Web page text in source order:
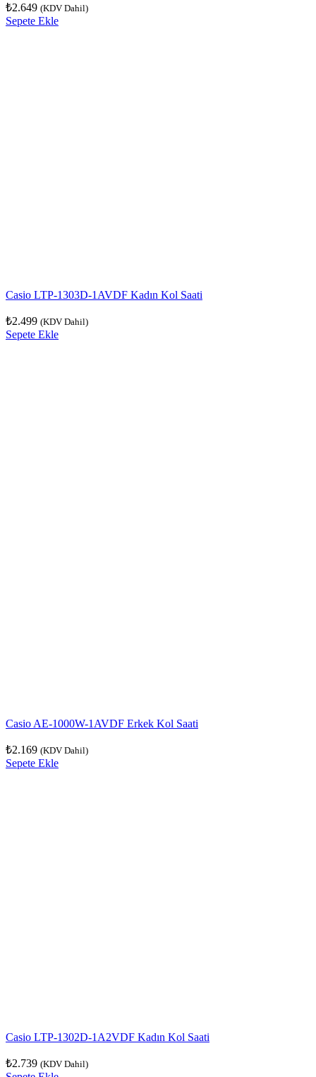
₺2.649 (KDV Dahil)
Sepete Ekle
Casio LTP-1303D-1AVDF Kadın Kol Saati
₺2.499 (KDV Dahil)
Sepete Ekle
Casio AE-1000W-1AVDF Erkek Kol Saati
₺2.169 (KDV Dahil)
Sepete Ekle
Casio LTP-1302D-1A2VDF Kadın Kol Saati
₺2.739 (KDV Dahil)